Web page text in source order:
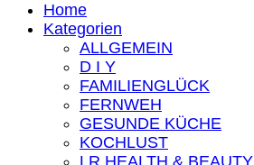
Home
Kategorien
ALLGEMEIN
D I Y
FAMILIENGLÜCK
FERNWEH
GESUNDE KÜCHE
KOCHLUST
LR HEALTH & BEAUTY